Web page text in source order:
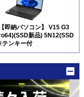
即納パソコン】 V15 G3
新品) 5N12(SSD
ンキー付